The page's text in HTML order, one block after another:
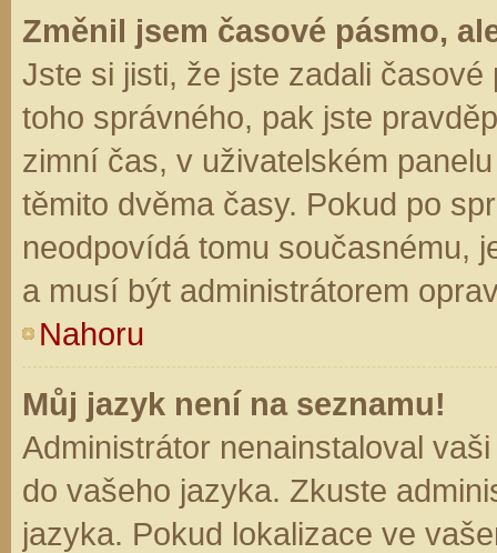
Změnil jsem časové pásmo,
Jste si jisti, že jste zadali
toho správného, pak jste
zimní čas, v uživatelském
těmito dvěma časy. Pokud po
neodpovídá tomu současnému,
a musí být administrátorem
Nahoru
Můj jazyk není na seznamu!
Administrátor nenainstaloval
do vašeho jazyka. Zkuste
jazyka. Pokud lokalizace ve